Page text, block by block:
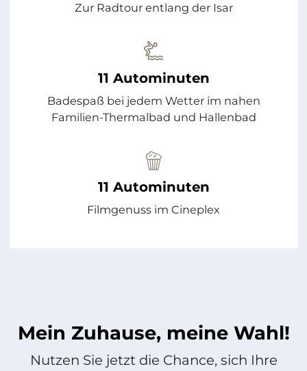
Zur Radtour entlang der Isar
11 Autominuten
Badespaß bei jedem Wetter im nahen
Familien-Thermalbad und Hallenbad
11 Autominuten
Filmgenuss im Cineplex
Mein Zuhause, meine Wahl!
Nutzen Sie jetzt die Chance, sich Ihre